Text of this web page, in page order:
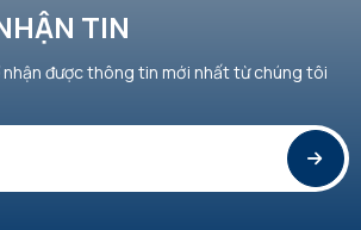
TIN
được thông tin mới nhất từ chúng tôi